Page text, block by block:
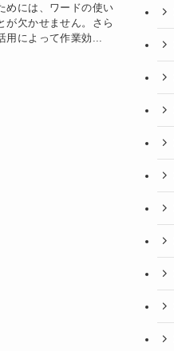
めには、ワードの使い
が欠かせません。さら
用によって作業効...